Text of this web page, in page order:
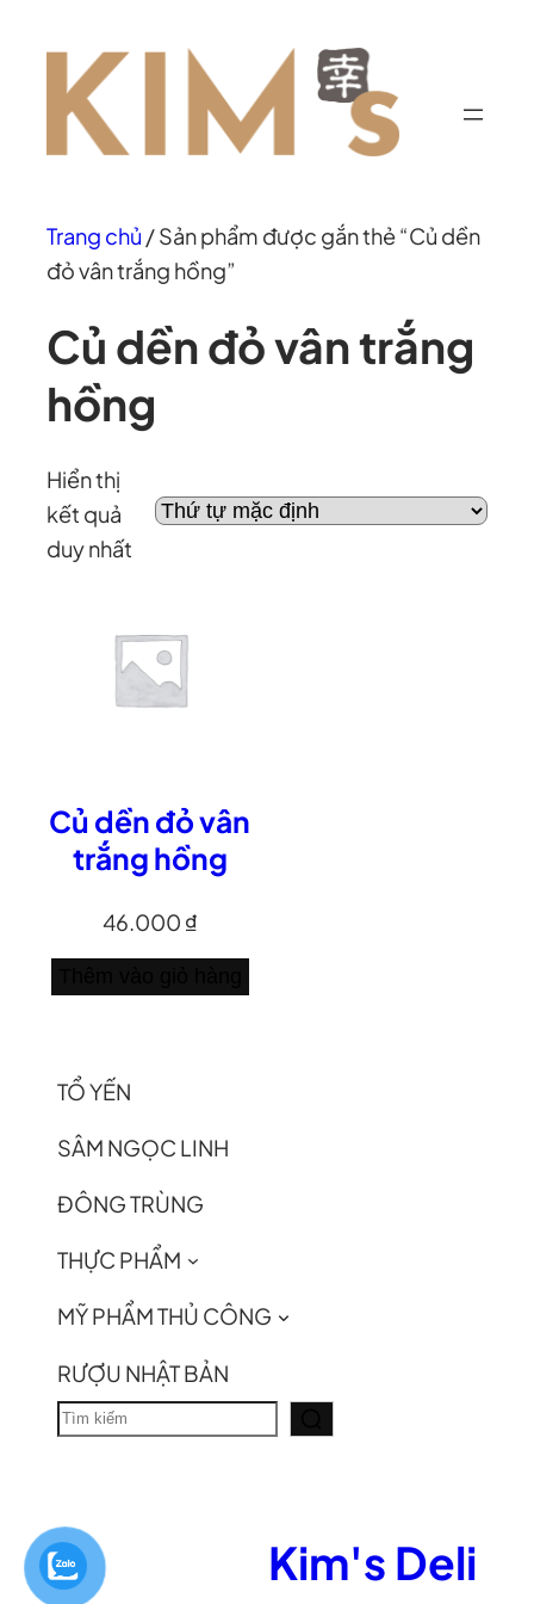
đến
dung
Trang chủ / Sản phẩm được gắn thẻ “Củ dền
đỏ vân trắng hồng”
Củ dền đỏ vân trắng
hồng
Hiển thị
kết quả
duy nhất
Củ dền đỏ vân
trắng hồng
46.000 ₫
TỔ YẾN
SÂM NGỌC LINH
ĐÔNG TRÙNG
THỰC PHẨM
MỸ PHẨM THỦ CÔNG
RƯỢU NHẬT BẢN
T
k
i
ế
Kim's Deli